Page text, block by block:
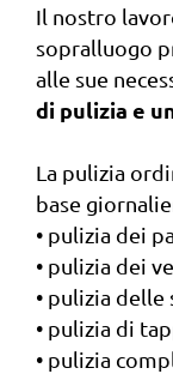
Il nostro
sopralluogo
alle sue
di pulizia e
La pulizia
base
• pulizia dei
• pulizia dei
• pulizia delle
• pulizia di
• pulizia